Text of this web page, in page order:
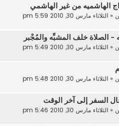
الهاشميه من غير الهاشمي
« الثلاثاء مارس 30, 2010 5:59 pm
- الصلاة خلف المشبِّه والمُجْبر
« الثلاثاء مارس 30, 2010 5:49 pm
« الثلاثاء مارس 30, 2010 5:48 pm
السفر إلى آخر الوقت
« الثلاثاء مارس 30, 2010 5:46 pm